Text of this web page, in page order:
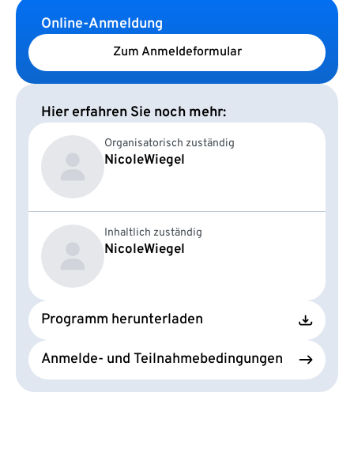
Online-Anmeldung
Zum Anmeldeformular
Hier erfahren Sie noch mehr:
Organisatorisch zuständig
NicoleWiegel
Inhaltlich zuständig
NicoleWiegel
Programm herunterladen
Anmelde- und Teilnahmebedingungen